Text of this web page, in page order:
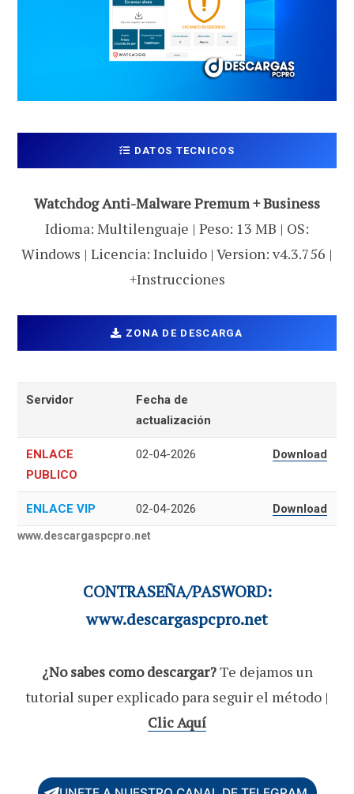
DATOS TECNICOS
Watchdog Anti-Malware Premum + Business
Idioma: Multilenguaje | Peso: 13 MB | OS:
Windows | Licencia: Incluido | Version: v4.3.756 |
+Instrucciones
ZONA DE DESCARGA
Servidor
Fecha de
actualización
ENLACE
PUBLICO
02-04-2026 Download
ENLACE VIP 02-04-2026 Download
www.descargaspcpro.net
CONTRASEÑA/PASWORD:
www.descargaspcpro.net
¿No sabes como descargar?Te dejamos un
tutorial super explicado para seguir el método |
Clic Aquí